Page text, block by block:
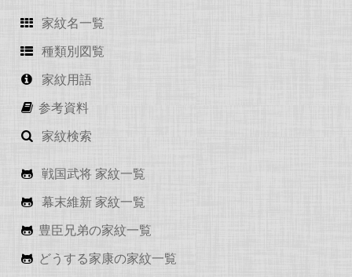
家紋名一覧
種類別図覧
家紋用語
参考資料
家紋検索
戦国武将 家紋一覧
幕末維新 家紋一覧
豊臣兄弟の家紋一覧
どうする家康の家紋一覧